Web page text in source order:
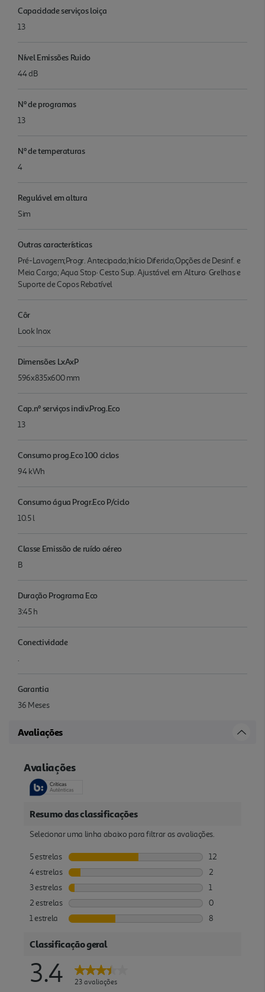
Capacidade serviços loiça
13
Nível Emissões Ruido
44 dB
Nº de programas
13
Nº de temperaturas
4
Regulável em altura
Sim
Outras características
Pré-Lavagem;Progr. Antecipada;Início Diferido;Opções de Desinf. e
Meia Carga; Aqua Stop· Cesto Sup. Ajustável em Altura· Grelhas e
Suporte de Copos Rebatível
Côr
Look Inox
Dimensões LxAxP
596x835x600 mm
Cap.nº serviços indiv.Prog.Eco
13
Consumo prog.Eco 100 ciclos
94 kWh
Consumo água Progr.Eco P/ciclo
10.5 l
Classe Emissão de ruído aéreo
B
Duração Programa Eco
3:45 h
Conectividade
.
Garantia
36 Meses
Avaliações